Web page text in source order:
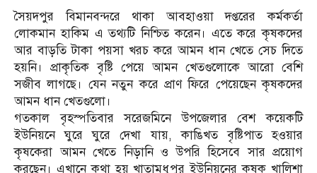
সৈয়দপুর বিমানবন্দরে থাকা আবহাওয়া দপ্তরের কর্মকর্তা
লোকমান হাকিম এ তথ্যটি নিশ্চিত করেন। এতে করে কৃষকদের
আর বাড়তি টাকা পয়সা খরচ করে আমন ধান খেতে সেচ দিতে
হয়নি। প্রাকৃতিক বৃষ্টি পেয়ে আমন খেতগুলোকে আরো বেশি
সজীব লাগছে। যেন নতুন করে প্রাণ ফিরে পেয়েছেন কৃষকদের
আমন ধান খেতগুলো।
গতকাল বৃহস্পতিবার সরেজমিনে উপজেলার বেশ কয়েকটি
ইউনিয়নে ঘুরে ঘুরে দেখা যায়, কাঙিখত বৃষ্টিপাত হওয়ার
কৃষকেরা আমন খেতে নিড়ানি ও উপরি হিসেবে সার প্রয়োগ
করছেন। এখানে কথা হয় খাতামধুপুর ইউনিয়নের কৃষক খালিশা